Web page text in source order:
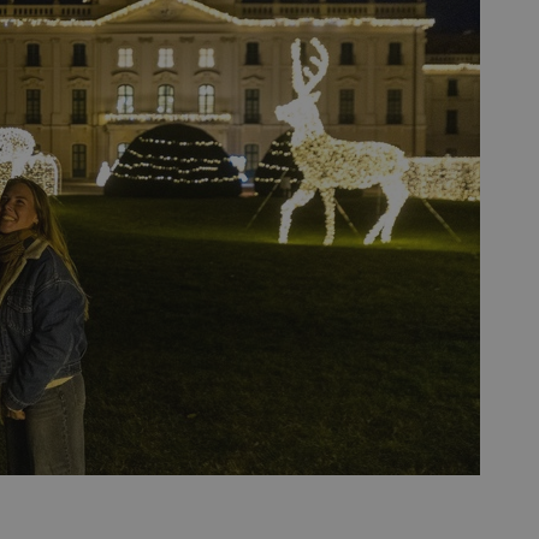
vzorkování dat definovaného limitem
vašeho webu.
1
.estav.cz
53
sekund
Tento soubor cookie je přidružen k
Správce značek Google k načtení
stránku. Pokud je použit, lze jej
nutný, protože bez něj jiné skripty
správně. Konec názvu je jedinečné
identifikátorem přidruženého účtu
www.estav.cz 1 rok
Tento soubor cookie se používá k
uživatele
Soubor cookie je nastaven tak, aby
začátek cesty uživatele pro celkový
Tento soubor cookie se používá k